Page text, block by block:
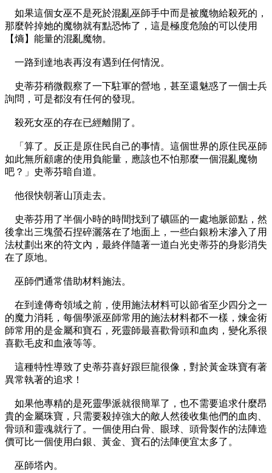
如果這個女巫不是死於混亂巫師手中而是被魔物給殺死的，
那麼幹掉她的魔物就有點恐怖了，這是極度危險的可以使用
【熵】能量的混亂魔物。
一路到達地表再沒有遇到任何情況。
史蒂芬稍微觀察了一下駐軍的營地，甚至還魅惑了一個士兵
詢問，可是都沒有任何的發現。
殺死女巫的存在已經離開了。
「算了。反正是原住民自己的事情。這個世界的原住民巫師
如此無所顧慮的使用負能量，應該也不怕那麼一個混亂魔物
吧？」史蒂芬暗自道。
他很快朝著山頂走去。
史蒂芬用了半個小時的時間找到了礦區的一處地脈節點，然
後拿出三塊螢石捏碎灑落在了地面上，一些白銀粉末滲入了用
法杖劃出來的符文內，最終伴隨著一道白光史蒂芬的身影消失
在了原地。
巫師們通常借助材料施法。
在到達傳奇領域之前，使用施法材料可以節省至少四分之一
的魔力消耗，每個學派巫師常用的施法材料都不一樣，煉金術
師常用的是金屬和寶石，死靈師最喜歡骨頭和血肉，變化系很
喜歡毛皮和血液等等。
這種特性導致了史蒂芬喜好跟巨龍很像，對於黃金珠寶有著
異常執著的追求！
如果他專精的是死靈學派就很簡單了，也不需要追求什麼昂
貴的金屬珠寶，只需要殺掉強大的敵人然後收集他們的血肉、
骨頭和靈魂就行了。一個使用白骨、眼球、頭骨製作的法陣造
價可比一個使用白銀、黃金、寶石的法陣便宜太多了。
巫師塔內。